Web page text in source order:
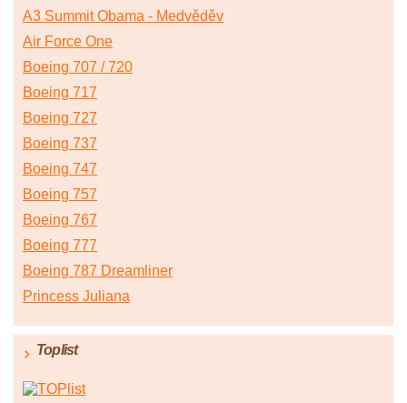
A3 Summit Obama - Medvěděv
Air Force One
Boeing 707 / 720
Boeing 717
Boeing 727
Boeing 737
Boeing 747
Boeing 757
Boeing 767
Boeing 777
Boeing 787 Dreamliner
Princess Juliana
Toplist